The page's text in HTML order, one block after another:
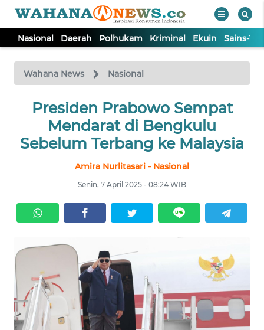
Nasional Daerah Polhukam Kriminal Ekuin Sains-
Wahana News Nasional
Presiden Prabowo Sempat
Mendarat di Bengkulu
Sebelum Terbang ke Malaysia
Amira Nurlitasari - Nasional
Senin, 7 April 2025 - 08:24 WIB
TV
Tutup
NASIONAL
DAERAH
KRIMINAL
SAINS-TEKNO
KESEHATAN